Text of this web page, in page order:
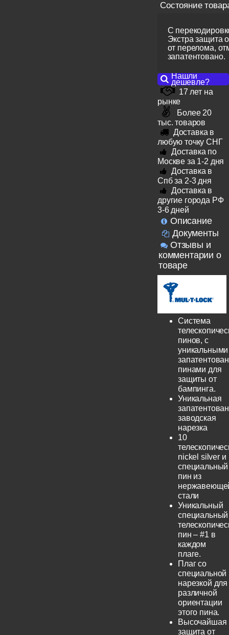
Состояние
С
Экстра защита
от перелома,
запатентовано.
Нашли
дешевле?
17 лет на
рынке
Более 20
тыс. товаров
Доставка в
любую точку СНГ
Доставка по
Москве за 1-2 дня
Доставка в
Спб за 2-3 дня
Доставка в
другие города РФ
3-6 дней
Описание
Документы
Отзывы и
комментарии о
товаре
Система
пинов, с
уникальными
пинами для
защиты от
бампинга.
Уникальная
заводская
нарезка
10
nickel silver и
специальный
пин из
стали
Уникальный
специальный
пин – #1 в
каждом
плаге.
Плаг со
специальной
нарезкой для
различной
ориентации
этого пина.
Высочайшая
защита от